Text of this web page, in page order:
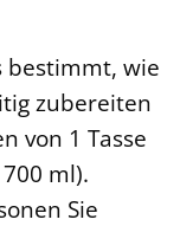
bestimmt, wie
zubereiten
von 1 Tasse
ml).
Sie